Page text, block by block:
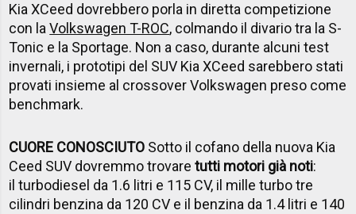
Kia XCeed dovrebbero porla in diretta competizione
con laVolkswagen T-ROC, colmando il divario tra la S-
Tonic e la Sportage. Non a caso, durante alcuni test
invernali, i prototipi del SUV Kia XCeed sarebbero stati
provati insieme al crossover Volkswagen preso come
benchmark.
CUORE CONOSCIUTO Sotto il cofano della nuova Kia
Ceed SUV dovremmo trovaretutti motori già noti:
il turbodiesel da 1.6 litri e 115 CV, il mille turbo tre
cilindri benzina da 120 CV e il benzina da 1.4 litri e 140